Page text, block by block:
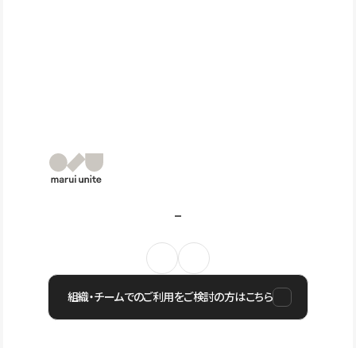
組織・チームでのご利用をご検討の方はこちら